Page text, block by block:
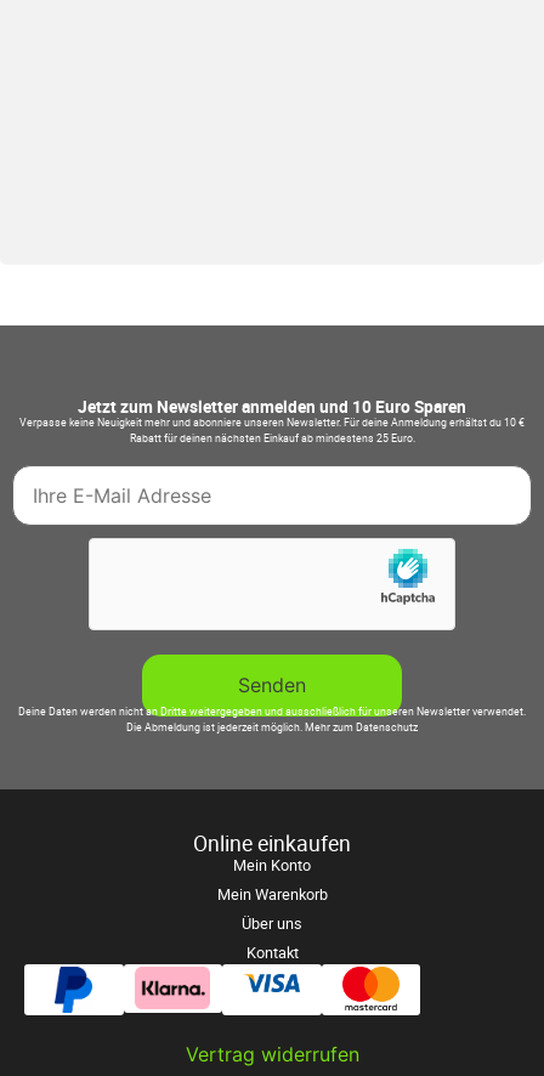
Jetzt zum Newsletter anmelden und 10 Euro Sparen
Verpasse keine Neuigkeit mehr und abonniere unseren Newsletter. Für deine Anmeldung erhältst du 10 €
Rabatt für deinen nächsten Einkauf ab mindestens 25 Euro.
Deine Daten werden nicht an Dritte weitergegeben und ausschließlich für unseren Newsletter verwendet.
Die Abmeldung ist jederzeit möglich.Mehr zum Datenschutz
Online einkaufen
Mein Konto
Mein Warenkorb
Über uns
Kontakt
Vertrag widerrufen